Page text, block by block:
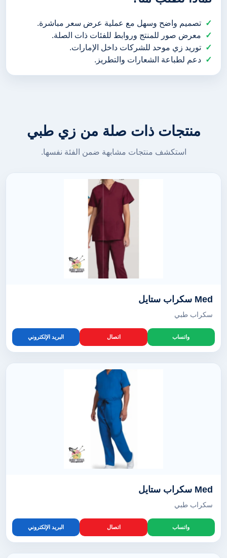
تصميم واضح وسهل مع عملية عرض سعر مباشرة.
معرض صور للمنتج وروابط للفئات ذات الصلة.
توريد زي موحد للشركات داخل الإمارات.
دعم لطباعة الشعارات والتطريز.
منتجات ذات صلة من زي طبي
استكشف منتجات مشابهة ضمن الفئة نفسها.
Med سكراب ستايل
سكراب طبي
واتساب اتصال البريد الإلكتروني
Med سكراب ستايل
سكراب طبي
واتساب اتصال البريد الإلكتروني